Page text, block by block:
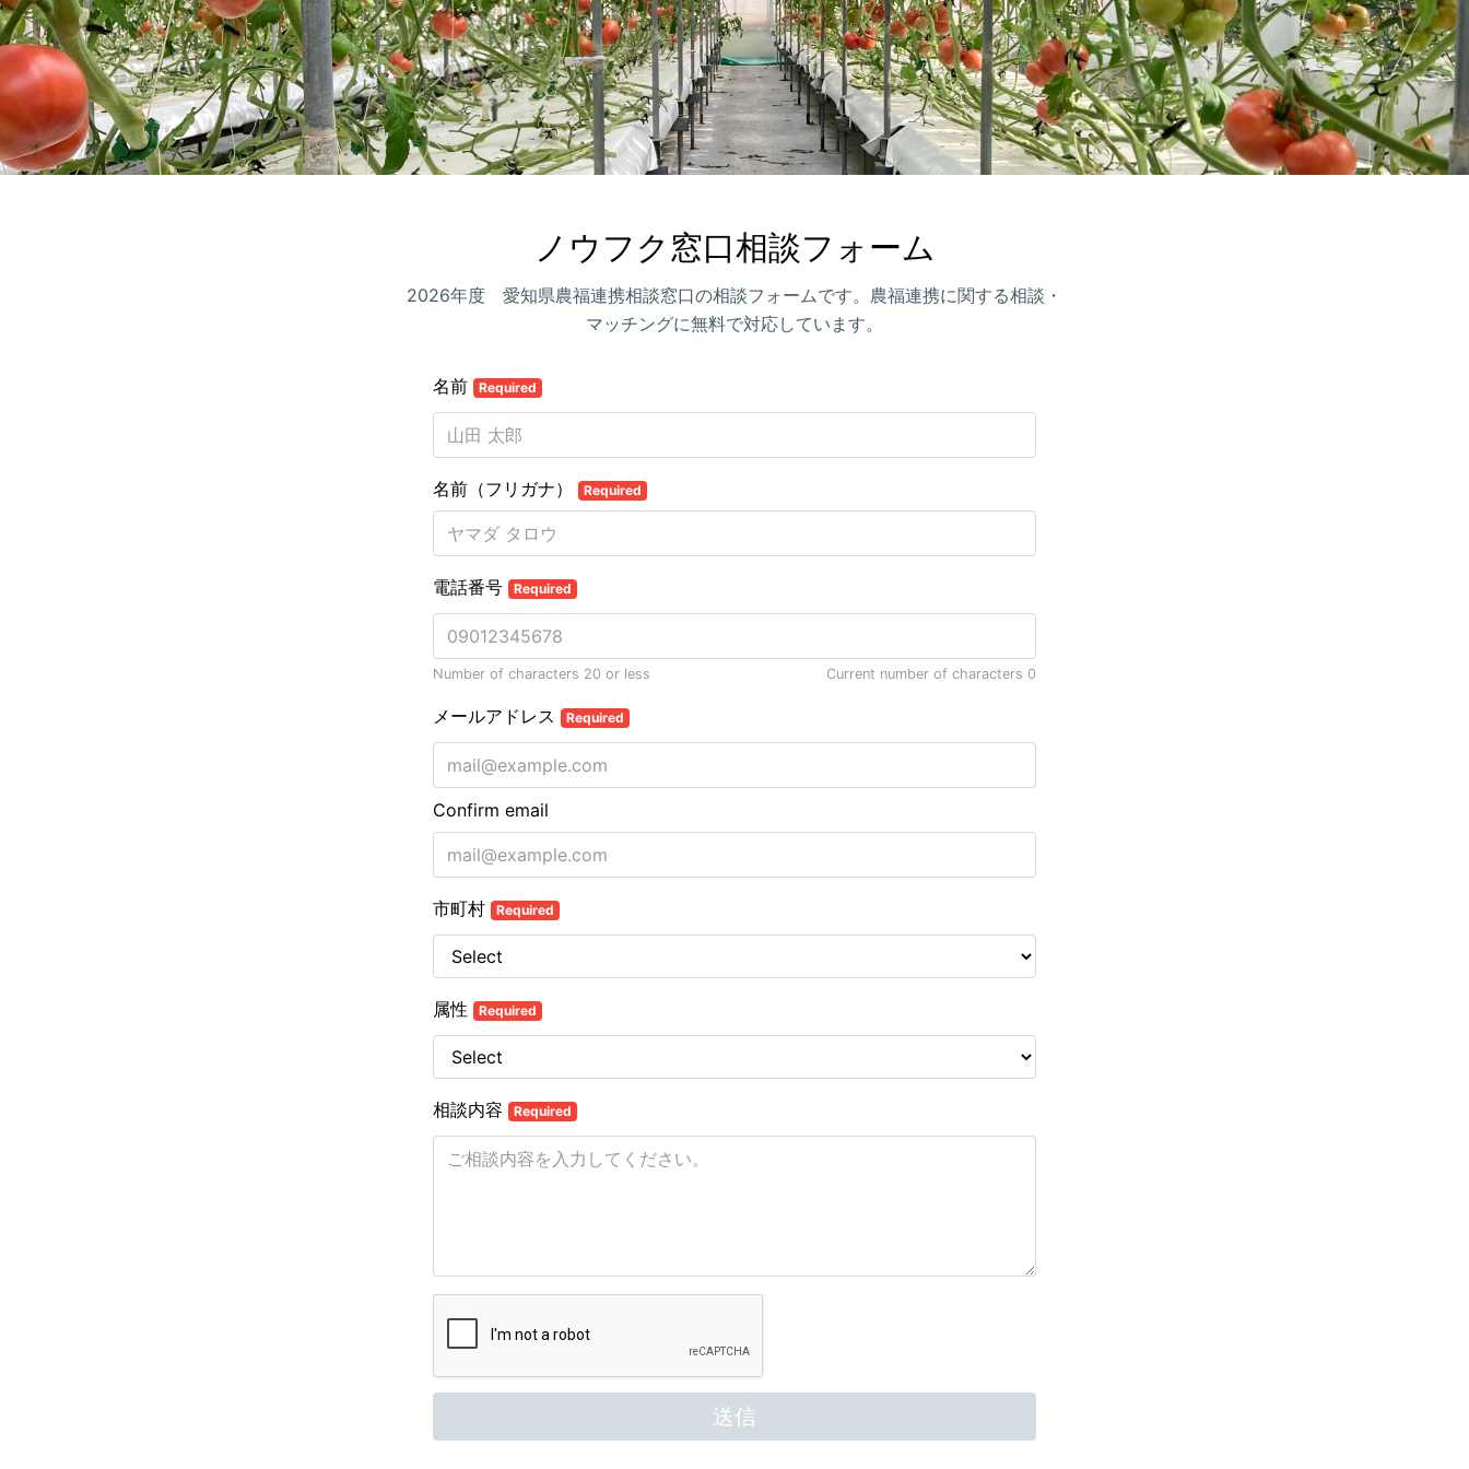
ノウフク窓口相談フォーム
2026年度 愛知県農福連携相談窓口の相談フォームです。農福連携に関する相談・
マッチングに無料で対応しています。
名前 Required
名前（フリガナ） Required
電話番号 Required
Number of characters 20 or less Current number of characters 0
メールアドレス Required
Confirm email
市町村 Required
属性 Required
相談内容 Required
送信